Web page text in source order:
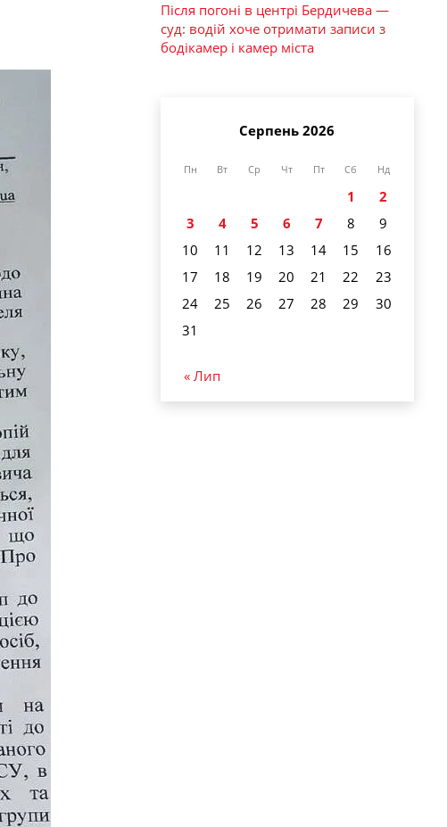
Після погоні в центрі Бердичева —
суд: водій хоче отримати записи з
бодікамер і камер міста
Серпень 2026
Пн Вт Ср Чт Пт Сб Нд
1
2
3
4 5 6 7 8
9
10
11 12 13 14 15
16
17
18 19 20 21 22
23
24
25 26 27 28 29
30
31
« Лип